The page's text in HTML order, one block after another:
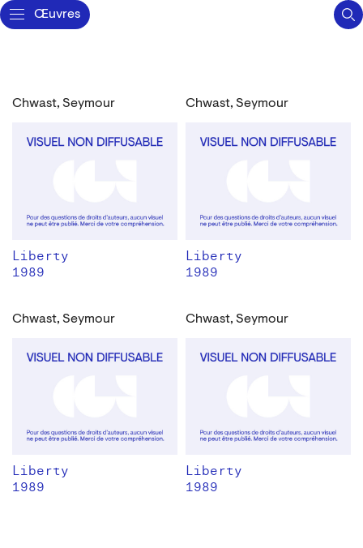
Œuvres
Chwast, Seymour
Liberty
1989
Chwast, Seymour
Liberty
1989
Chwast, Seymour
Liberty
1989
Chwast, Seymour
Liberty
1989